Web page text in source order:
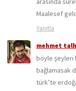
Maalesef
Yanıtla
mehmet
böyle şeyleri
bağlamasak
türk’te